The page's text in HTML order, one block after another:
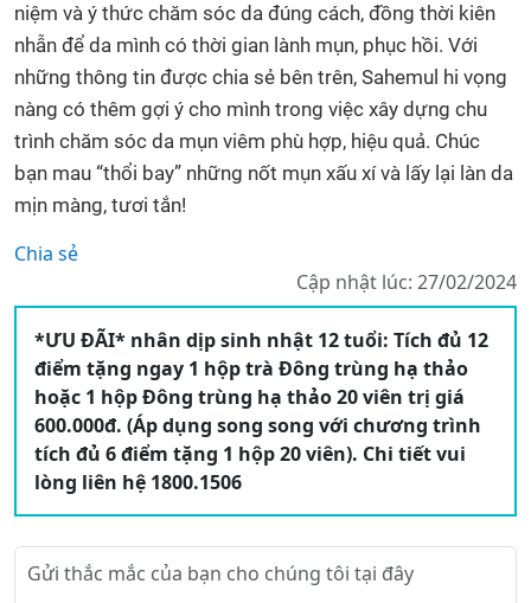
niệm và ý thức chăm sóc da đúng cách, đồng thời kiên
nhẫn để da mình có thời gian lành mụn, phục hồi. Với
những thông tin được chia sẻ bên trên, Sahemul hi vọng
nàng có thêm gợi ý cho mình trong việc xây dựng chu
trình chăm sóc da mụn viêm phù hợp, hiệu quả. Chúc
bạn mau “thổi bay” những nốt mụn xấu xí và lấy lại làn da
mịn màng, tươi tắn!
Chia sẻ
Cập nhật lúc: 27/02/2024
*ƯU ĐÃI* nhân dịp sinh nhật 12 tuổi: Tích đủ 12
điểm tặng ngay 1 hộp trà Đông trùng hạ thảo
hoặc 1 hộp Đông trùng hạ thảo 20 viên trị giá
600.000đ. (Áp dụng song song với chương trình
tích đủ 6 điểm tặng 1 hộp 20 viên). Chi tiết vui
lòng liên hệ 1800.1506